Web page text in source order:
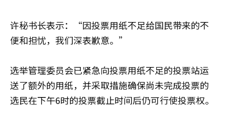
许秘书长表示：“因投票用纸不足给国民带来的不
便和担忧，我们深表歉意。”
选举管理委员会已紧急向投票用纸不足的投票站运
送了额外的用纸，并采取措施确保尚未完成投票的
选民在下午6时的投票截止时间后仍可行使投票权。